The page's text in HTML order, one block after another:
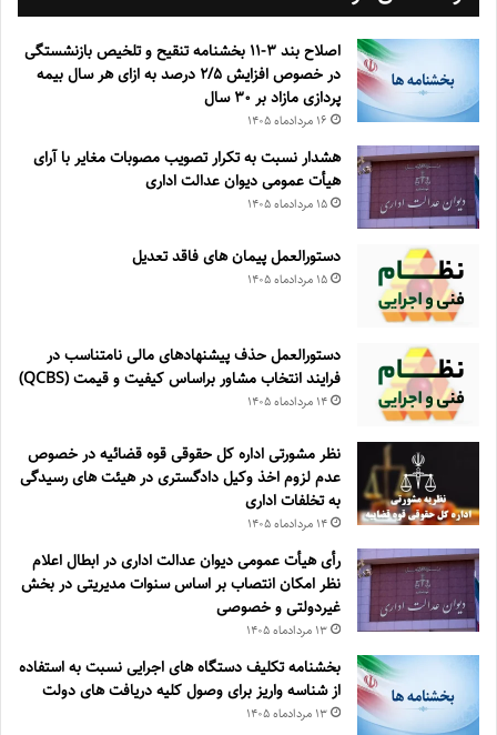
اصلاح بند ۳‏-۱۱ بخشنامه تنقیح و تلخیص بازنشستگی
در خصوص افزایش ۵‏‏‏‏‏‏‏‏‏/۲ درصد به ازای هر سال بیمه
پردازی مازاد بر ۳۰‏ سال
۱۶ مرداد‌ماه ۱۴۰۵
هشدار نسبت به تکرار تصویب مصوبات مغایر با آرای
هیأت عمومی دیوان عدالت اداری
۱۵ مرداد‌ماه ۱۴۰۵
دستورالعمل پیمان های فاقد تعدیل
۱۵ مرداد‌ماه ۱۴۰۵
دستورالعمل حذف پيشنهادهای مالی نامتناسب در
فرايند انتخاب مشاور براساس كيفيت و قيمت (QCBS)
۱۴ مرداد‌ماه ۱۴۰۵
نظر مشورتی اداره کل حقوقی قوه قضائیه در خصوص
عدم لزوم اخذ وکیل دادگستری در هیئت های رسیدگی
به تخلفات اداری
۱۴ مرداد‌ماه ۱۴۰۵
رأی هیأت عمومی دیوان عدالت اداری در ابطال اعلام
نظر امکان انتصاب بر اساس سنوات مدیریتی در بخش
غیردولتی و خصوصی
۱۳ مرداد‌ماه ۱۴۰۵
بخشنامه تکلیف دستگاه های اجرایی نسبت به استفاده
از شناسه واریز برای وصول کلیه دریافت های دولت
۱۳ مرداد‌ماه ۱۴۰۵